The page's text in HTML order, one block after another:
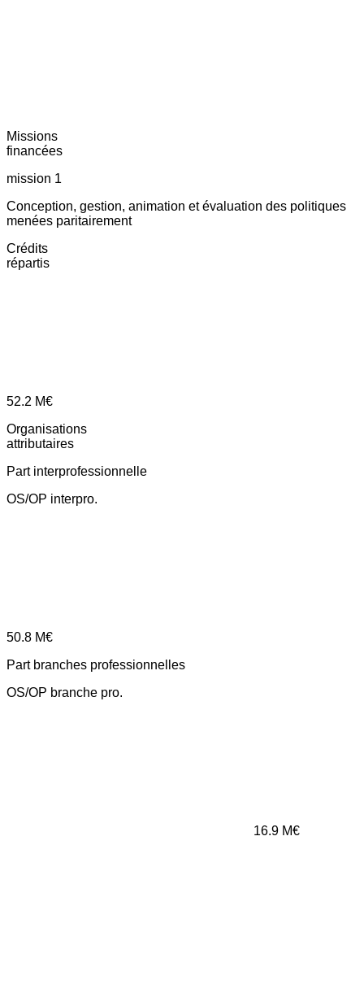
Missions
financées
mission 1
Conception, gestion, animation et évaluation des politiques
menées paritairement
Crédits
répartis
52.2 M€
Organisations
attributaires
Part interprofessionnelle
OS/OP interpro.
50.8 M€
Part branches professionnelles
OS/OP branche pro.
16.9 M€